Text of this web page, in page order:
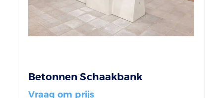
Betonnen Schaakbank
Vraag om prijs